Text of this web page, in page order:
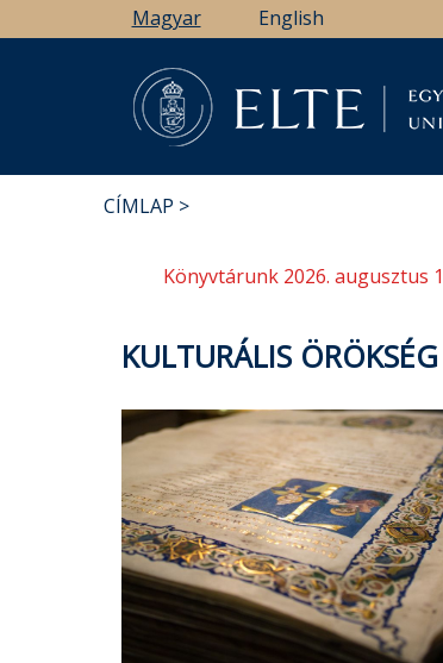
a
Magyar English
CÍMLAP
Könyvtárunk 2026. augusztus
KULTURÁLIS